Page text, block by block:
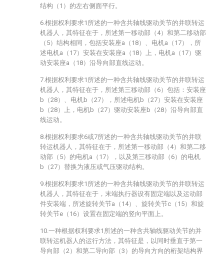
结构（1）的左右侧面平行。
6.根据权利要求1所述的一种含共轴线驱动关节的并联转运
机器人，其特征在于，所述第一移动部（4）和第二移动部
（5）结构相同，包括安装座a（18）、电机a（17），所
述电机a（17）安装在安装座a（18）上，电机a（17）驱
动安装座a（18）沿导向部直线运动。
7.根据权利要求1所述的一种含共轴线驱动关节的并联转运
机器人，其特征在于，所述第三移动部（6）包括：安装座
b（28）、电机b（27），所述电机b（27）安装在安装座
b（28）上，电机b（27）驱动安装座b（28）沿导向部直
线运动。
8.根据权利要求6或7所述的一种含共轴线驱动关节的并联
转运机器人，其特征在于，所述第一移动部（4）和第二移
动部（5）的电机a（17），以及第三移动部（6）的电机
b（27）替换为液压或气压驱动结构。
9.根据权利要求1所述的一种含共轴线驱动关节的并联转运
机器人，其特征在于，末端执行器设有固定端以及运动部
件安装端，所述旋转关节a（14）、旋转关节c（15）和旋
转关节e（16）设置在固定端的竖向平面上。
10.一种根据权利要求1所述的一种含共轴线驱动关节的并
联转运机器人的运行方法，其特征是，以同时垂直于第一
导向部（2）和第二导向部（3）的导向方向的桁架结构界